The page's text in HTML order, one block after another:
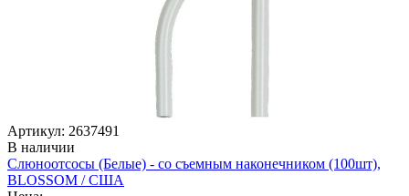
Артикул: 2637491
В наличии
Слюноотсосы (Белые) - со съемным наконечником (100шт),
BLOSSOM / США